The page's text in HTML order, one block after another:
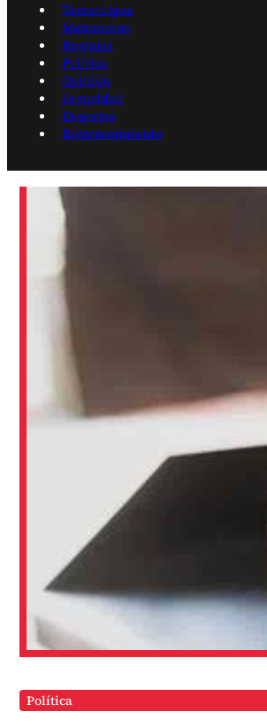
Tamaulipas
Matamoros
Reynosa
Política
Opinión
Seguridad
Deportes
Entretenimiento
Política